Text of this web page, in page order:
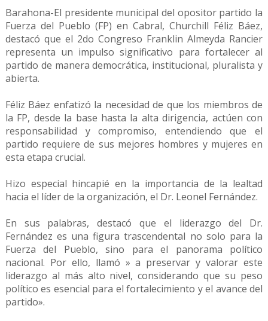
Barahona-El presidente municipal del opositor partido la
Fuerza del Pueblo (FP) en Cabral, Churchill Féliz Báez,
destacó que el 2do Congreso Franklin Almeyda Rancier
representa un impulso significativo para fortalecer al
partido de manera democrática, institucional, pluralista y
abierta.
Féliz Báez enfatizó la necesidad de que los miembros de
la FP, desde la base hasta la alta dirigencia, actúen con
responsabilidad y compromiso, entendiendo que el
partido requiere de sus mejores hombres y mujeres en
esta etapa crucial.
Hizo especial hincapié en la importancia de la lealtad
hacia el líder de la organización, el Dr. Leonel Fernández.
En sus palabras, destacó que el liderazgo del Dr.
Fernández es una figura trascendental no solo para la
Fuerza del Pueblo, sino para el panorama político
nacional. Por ello, llamó » a preservar y valorar este
liderazgo al más alto nivel, considerando que su peso
político es esencial para el fortalecimiento y el avance del
partido».